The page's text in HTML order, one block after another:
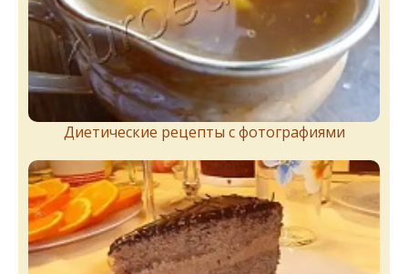
Диетические рецепты с фотографиями